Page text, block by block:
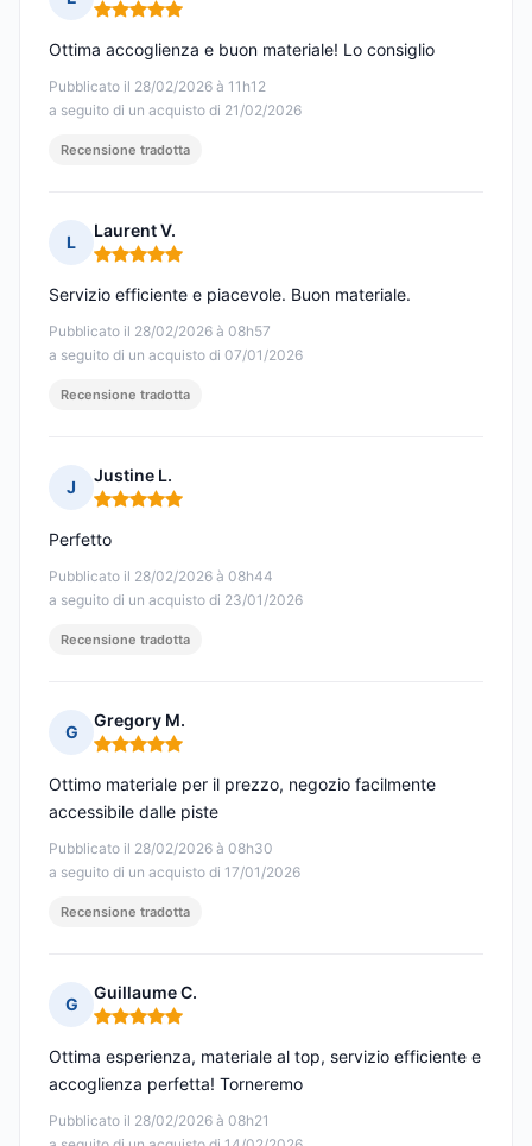
Nota: 5 su 5
Pubblicato il 28/02/2026 à 11h12
a seguito di un acquisto di 21/02/2026
Ottima accoglienza e buon materiale! Lo consiglio
Recensione tradotta
L
Laurent V.
Nota: 5 su 5
Pubblicato il 28/02/2026 à 08h57
a seguito di un acquisto di 07/01/2026
Servizio efficiente e piacevole. Buon materiale.
Recensione tradotta
J
Justine L.
Nota: 5 su 5
Pubblicato il 28/02/2026 à 08h44
a seguito di un acquisto di 23/01/2026
Perfetto
Recensione tradotta
G
Gregory M.
Nota: 5 su 5
Pubblicato il 28/02/2026 à 08h30
a seguito di un acquisto di 17/01/2026
Ottimo materiale per il prezzo, negozio facilmente
accessibile dalle piste
Recensione tradotta
G
Guillaume C.
Nota: 5 su 5
Pubblicato il 28/02/2026 à 08h21
Ottima esperienza, materiale al top, servizio efficiente e
accoglienza perfetta! Torneremo